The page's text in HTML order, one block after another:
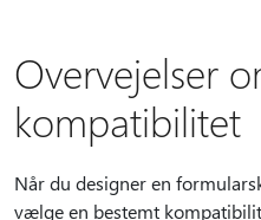
Overvejelser
kompatibilitet
Når du designer en
vælge en bestemt